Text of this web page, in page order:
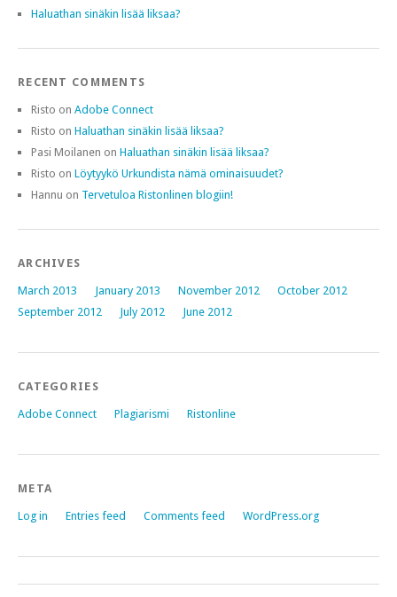
Haluathan sinäkin lisää liksaa?
RECENT COMMENTS
Risto on Adobe Connect
Risto on Haluathan sinäkin lisää liksaa?
Pasi Moilanen on Haluathan sinäkin lisää liksaa?
Risto on Löytyykö Urkundista nämä ominaisuudet?
Hannu on Tervetuloa Ristonlinen blogiin!
ARCHIVES
March 2013 January 2013 November 2012
October 2012
September 2012
July 2012 June 2012
CATEGORIES
Adobe Connect Plagiarismi Ristonline
META
Log in Entries feed Comments feed WordPress.org